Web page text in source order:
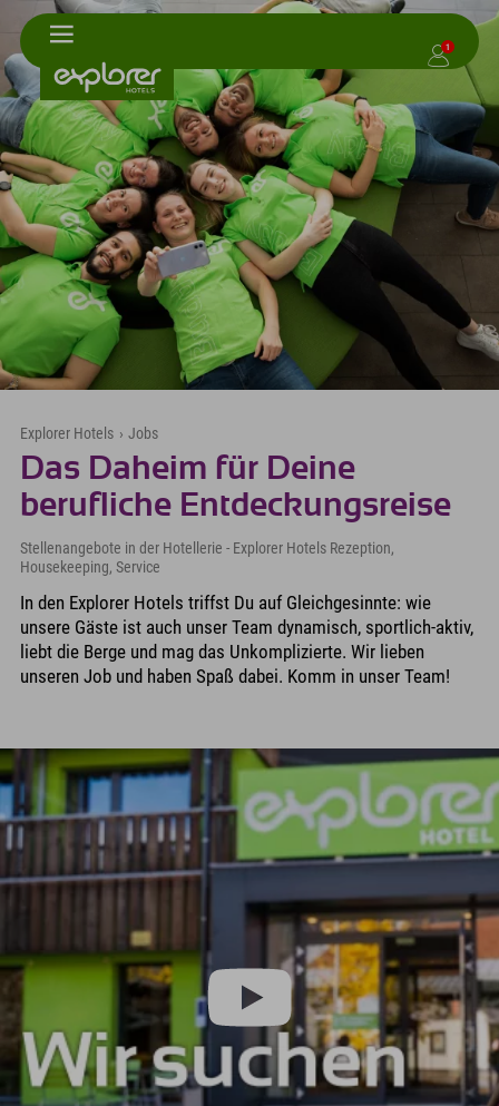
1
Explorer Hotels › Jobs
Das Daheim für Deine
berufliche Entdeckungsreise
Stellenangebote in der Hotellerie - Explorer Hotels Rezeption,
Housekeeping, Service
In den Explorer Hotels triffst Du auf Gleichgesinnte: wie
unsere Gäste ist auch unser Team dynamisch, sportlich-aktiv,
liebt die Berge und mag das Unkomplizierte. Wir lieben
unseren Job und haben Spaß dabei. Komm in unser Team!